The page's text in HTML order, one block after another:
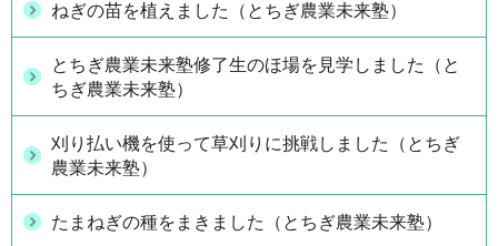
ねぎの苗を植えました（とちぎ農業未来塾）
とちぎ農業未来塾修了生のほ場を見学しました（と
ちぎ農業未来塾）
刈り払い機を使って草刈りに挑戦しました（とちぎ
農業未来塾）
たまねぎの種をまきました（とちぎ農業未来塾）